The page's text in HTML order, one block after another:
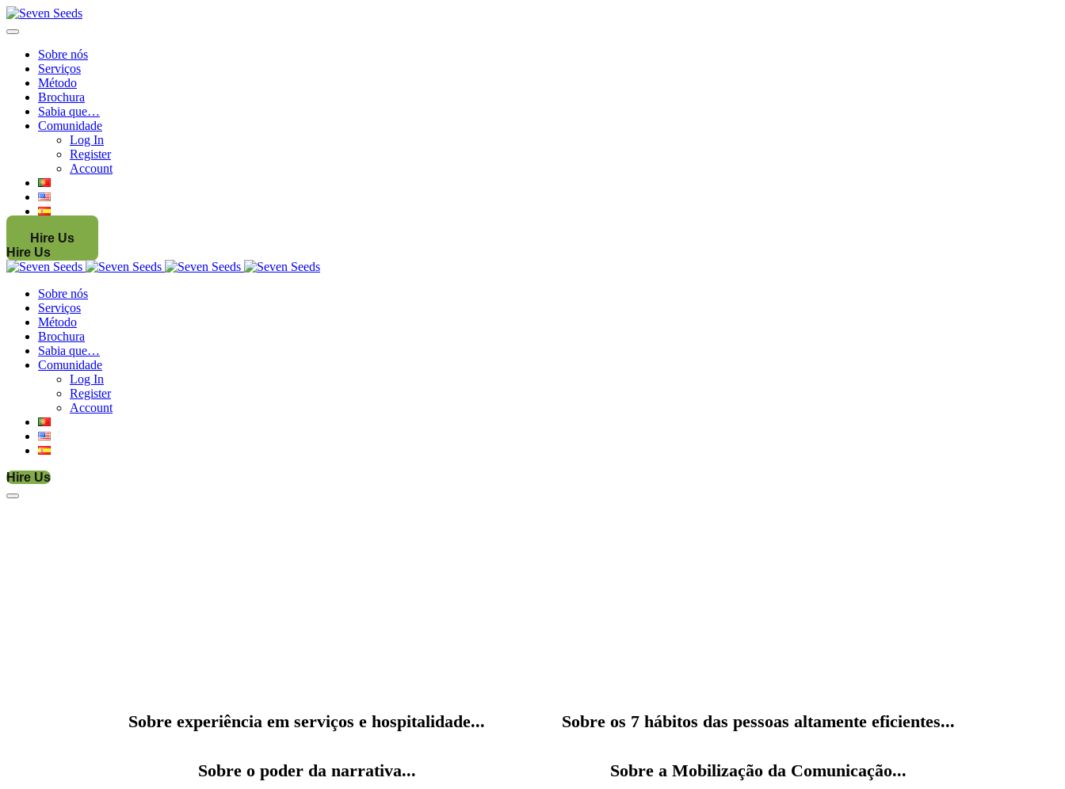
Sobre nós
Serviços
Método
Brochura
Sabia que…
Comunidade
Log In
Register
Account
Hire Us
Hire Us
Sobre nós
Serviços
Método
Brochura
Sabia que…
Comunidade
Log In
Register
Account
Hire Us
Sobre experiência em serviços e hospitalidade... Sobre os 7 hábitos das pessoas altamente eficientes...
Sobre o poder da narrativa... Sobre a Mobilização da Comunicação...